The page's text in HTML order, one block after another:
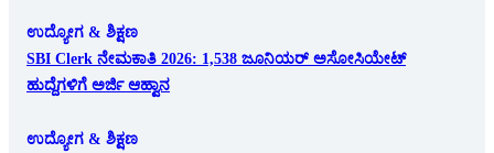
ಉದ್ಯೋಗ & ಶಿಕ್ಷಣ
SBI Clerk ನೇಮಕಾತಿ 2026: 1,538 ಜೂನಿಯರ್ ಅಸೋಸಿಯೇಟ್
ಹುದ್ದೆಗಳಿಗೆ ಅರ್ಜಿ ಆಹ್ವಾನ
ಉದ್ಯೋಗ & ಶಿಕ್ಷಣ